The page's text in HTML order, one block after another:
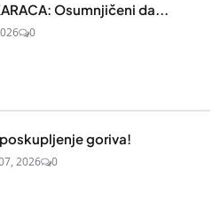
Osumnjičeni da...
0
goriva!
2026 0